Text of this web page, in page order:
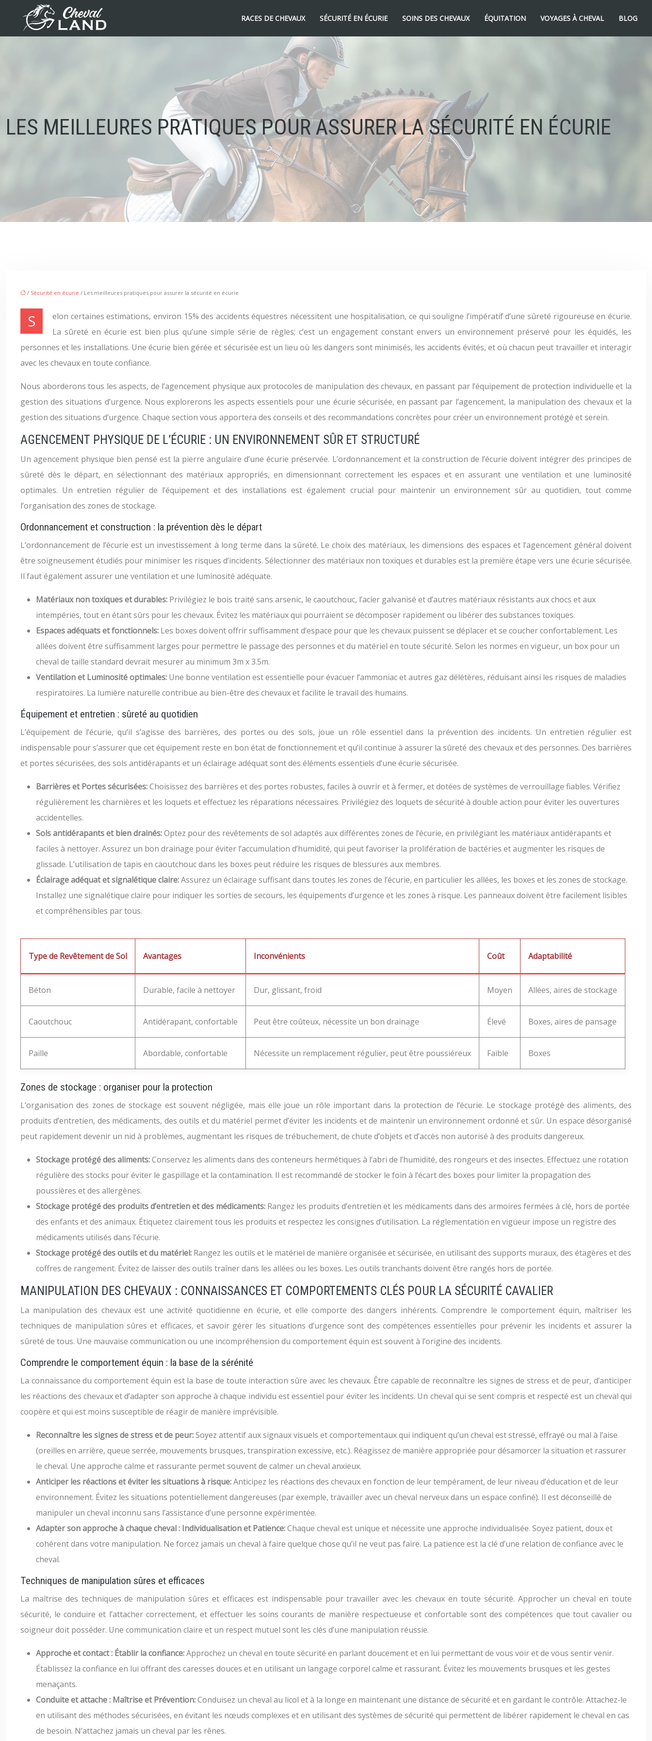
RACES DE CHEVAUX SÉCURITÉ EN ÉCURIE SOINS DES CHEVAUX ÉQUITATION VOYAGES À CHEVAL BLOG
LES MEILLEURES PRATIQUES POUR ASSURER LA SÉCURITÉ EN ÉCURIE
/ Sécurité en écurie / Les meilleures pratiques pour assurer la sécurité en écurie
Selon certaines estimations, environ 15% des accidents équestres nécessitent une hospitalisation, ce qui souligne l’impératif d’une sûreté rigoureuse en écurie.
La sûreté en écurie est bien plus qu’une simple série de règles; c’est un engagement constant envers un environnement préservé pour les équidés, les
personnes et les installations. Une écurie bien gérée et sécurisée est un lieu où les dangers sont minimisés, les accidents évités, et où chacun peut travailler et interagir
avec les chevaux en toute confiance.
Nous aborderons tous les aspects, de l’agencement physique aux protocoles de manipulation des chevaux, en passant par l’équipement de protection individuelle et la
gestion des situations d’urgence. Nous explorerons les aspects essentiels pour une écurie sécurisée, en passant par l’agencement, la manipulation des chevaux et la
gestion des situations d’urgence. Chaque section vous apportera des conseils et des recommandations concrètes pour créer un environnement protégé et serein.
AGENCEMENT PHYSIQUE DE L’ÉCURIE : UN ENVIRONNEMENT SÛR ET STRUCTURÉ
Un agencement physique bien pensé est la pierre angulaire d’une écurie préservée. L’ordonnancement et la construction de l’écurie doivent intégrer des principes de
sûreté dès le départ, en sélectionnant des matériaux appropriés, en dimensionnant correctement les espaces et en assurant une ventilation et une luminosité
optimales. Un entretien régulier de l’équipement et des installations est également crucial pour maintenir un environnement sûr au quotidien, tout comme
l’organisation des zones de stockage.
Ordonnancement et construction : la prévention dès le départ
L’ordonnancement de l’écurie est un investissement à long terme dans la sûreté. Le choix des matériaux, les dimensions des espaces et l’agencement général doivent
être soigneusement étudiés pour minimiser les risques d’incidents. Sélectionner des matériaux non toxiques et durables est la première étape vers une écurie sécurisée.
Il faut également assurer une ventilation et une luminosité adéquate.
Matériaux non toxiques et durables: Privilégiez le bois traité sans arsenic, le caoutchouc, l’acier galvanisé et d’autres matériaux résistants aux chocs et aux
intempéries, tout en étant sûrs pour les chevaux. Évitez les matériaux qui pourraient se décomposer rapidement ou libérer des substances toxiques.
Espaces adéquats et fonctionnels: Les boxes doivent offrir suffisamment d’espace pour que les chevaux puissent se déplacer et se coucher confortablement. Les
allées doivent être suffisamment larges pour permettre le passage des personnes et du matériel en toute sécurité. Selon les normes en vigueur, un box pour un
cheval de taille standard devrait mesurer au minimum 3m x 3.5m.
Ventilation et Luminosité optimales: Une bonne ventilation est essentielle pour évacuer l’ammoniac et autres gaz délétères, réduisant ainsi les risques de maladies
respiratoires. La lumière naturelle contribue au bien-être des chevaux et facilite le travail des humains.
Équipement et entretien : sûreté au quotidien
L’équipement de l’écurie, qu’il s’agisse des barrières, des portes ou des sols, joue un rôle essentiel dans la prévention des incidents. Un entretien régulier est
indispensable pour s’assurer que cet équipement reste en bon état de fonctionnement et qu’il continue à assurer la sûreté des chevaux et des personnes. Des barrières
et portes sécurisées, des sols antidérapants et un éclairage adéquat sont des éléments essentiels d’une écurie sécurisée.
Barrières et Portes sécurisées:Choisissez des barrières et des portes robustes, faciles à ouvrir et à fermer, et dotées de systèmes de verrouillage fiables. Vérifiez
régulièrement les charnières et les loquets et effectuez les réparations nécessaires. Privilégiez des loquets de sécurité à double action pour éviter les ouvertures
accidentelles.
Sols antidérapants et bien drainés:Optez pour des revêtements de sol adaptés aux différentes zones de l’écurie, en privilégiant les matériaux antidérapants et
faciles à nettoyer. Assurez un bon drainage pour éviter l’accumulation d’humidité, qui peut favoriser la prolifération de bactéries et augmenter les risques de
glissade. L’utilisation de tapis en caoutchouc dans les boxes peut réduire les risques de blessures aux membres.
Éclairage adéquat et signalétique claire:Assurez un éclairage suffisant dans toutes les zones de l’écurie, en particulier les allées, les boxes et les zones de stockage.
Installez une signalétique claire pour indiquer les sorties de secours, les équipements d’urgence et les zones à risque. Les panneaux doivent être facilement lisibles
et compréhensibles par tous.
Type de Revêtement de Sol Avantages Inconvénients Coût Adaptabilité
Béton Durable, facile à nettoyer Dur, glissant, froid Moyen Allées, aires de stockage
Caoutchouc Antidérapant, confortable Peut être coûteux, nécessite un bon drainage Élevé Boxes, aires de pansage
Paille Abordable, confortable Nécessite un remplacement régulier, peut être poussiéreux Faible Boxes
Zones de stockage : organiser pour la protection
L’organisation des zones de stockage est souvent négligée, mais elle joue un rôle important dans la protection de l’écurie. Le stockage protégé des aliments, des
produits d’entretien, des médicaments, des outils et du matériel permet d’éviter les incidents et de maintenir un environnement ordonné et sûr. Un espace désorganisé
peut rapidement devenir un nid à problèmes, augmentant les risques de trébuchement, de chute d’objets et d’accès non autorisé à des produits dangereux.
Stockage protégé des aliments:Conservez les aliments dans des conteneurs hermétiques à l’abri de l’humidité, des rongeurs et des insectes. Effectuez une rotation
régulière des stocks pour éviter le gaspillage et la contamination. Il est recommandé de stocker le foin à l’écart des boxes pour limiter la propagation des
poussières et des allergènes.
Stockage protégé des produits d’entretien et des médicaments: Rangez les produits d’entretien et les médicaments dans des armoires fermées à clé, hors de portée
des enfants et des animaux. Étiquetez clairement tous les produits et respectez les consignes d’utilisation. La réglementation en vigueur impose un registre des
médicaments utilisés dans l’écurie.
Stockage protégé des outils et du matériel: Rangez les outils et le matériel de manière organisée et sécurisée, en utilisant des supports muraux, des étagères et des
coffres de rangement. Évitez de laisser des outils traîner dans les allées ou les boxes. Les outils tranchants doivent être rangés hors de portée.
MANIPULATION DES CHEVAUX : CONNAISSANCES ET COMPORTEMENTS CLÉS POUR LA SÉCURITÉ CAVALIER
La manipulation des chevaux est une activité quotidienne en écurie, et elle comporte des dangers inhérents. Comprendre le comportement équin, maîtriser les
techniques de manipulation sûres et efficaces, et savoir gérer les situations d’urgence sont des compétences essentielles pour prévenir les incidents et assurer la
sûreté de tous. Une mauvaise communication ou une incompréhension du comportement équin est souvent à l’origine des incidents.
Comprendre le comportement équin : la base de la sérénité
La connaissance du comportement équin est la base de toute interaction sûre avec les chevaux. Être capable de reconnaître les signes de stress et de peur, d’anticiper
les réactions des chevaux et d’adapter son approche à chaque individu est essentiel pour éviter les incidents. Un cheval qui se sent compris et respecté est un cheval qui
coopère et qui est moins susceptible de réagir de manière imprévisible.
Reconnaître les signes de stress et de peur:Soyez attentif aux signaux visuels et comportementaux qui indiquent qu’un cheval est stressé, effrayé ou mal à l’aise
(oreilles en arrière, queue serrée, mouvements brusques, transpiration excessive, etc.). Réagissez de manière appropriée pour désamorcer la situation et rassurer
le cheval. Une approche calme et rassurante permet souvent de calmer un cheval anxieux.
Anticiper les réactions et éviter les situations à risque:Anticipez les réactions des chevaux en fonction de leur tempérament, de leur niveau d’éducation et de leur
environnement. Évitez les situations potentiellement dangereuses (par exemple, travailler avec un cheval nerveux dans un espace confiné). Il est déconseillé de
manipuler un cheval inconnu sans l’assistance d’une personne expérimentée.
Adapter son approche à chaque cheval : Individualisation et Patience:Chaque cheval est unique et nécessite une approche individualisée. Soyez patient, doux et
cohérent dans votre manipulation. Ne forcez jamais un cheval à faire quelque chose qu’il ne veut pas faire. La patience est la clé d’une relation de confiance avec le
cheval.
Techniques de manipulation sûres et efficaces
La maîtrise des techniques de manipulation sûres et efficaces est indispensable pour travailler avec les chevaux en toute sécurité. Approcher un cheval en toute
sécurité, le conduire et l’attacher correctement, et effectuer les soins courants de manière respectueuse et confortable sont des compétences que tout cavalier ou
soigneur doit posséder. Une communication claire et un respect mutuel sont les clés d’une manipulation réussie.
Approche et contact : Établir la confiance:Approchez un cheval en toute sécurité en parlant doucement et en lui permettant de vous voir et de vous sentir venir.
Établissez la confiance en lui offrant des caresses douces et en utilisant un langage corporel calme et rassurant. Évitez les mouvements brusques et les gestes
menaçants.
Conduite et attache : Maîtrise et Prévention:Conduisez un cheval au licol et à la longe en maintenant une distance de sécurité et en gardant le contrôle. Attachez-le
en utilisant des méthodes sécurisées, en évitant les nœuds complexes et en utilisant des systèmes de sécurité qui permettent de libérer rapidement le cheval en cas
de besoin. N’attachez jamais un cheval par les rênes.